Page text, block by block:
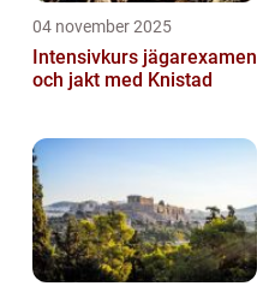
04 november 2025
Intensivkurs jägarexamen
och jakt med Knistad